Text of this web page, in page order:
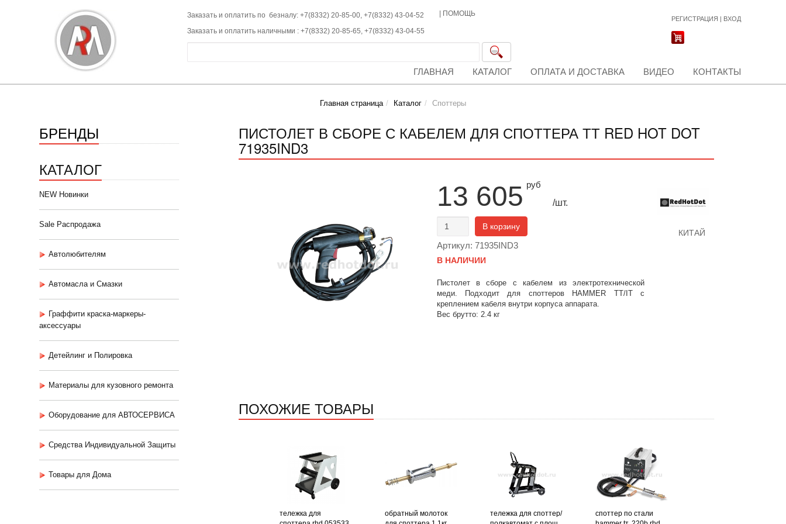
Заказать и оплатить по безналу: +7(8332) 20-85-00, +7(8332) 43-04-52
Заказать и оплатить наличными : +7(8332) 20-85-65, +7(8332) 43-04-55
ПОМОЩЬ
РЕГИСТРАЦИЯ | ВХОД
ГЛАВНАЯ КАТАЛОГ ОПЛАТА И ДОСТАВКА ВИДЕО КОНТАКТЫ
Главная страница Каталог Споттеры
БРЕНДЫ
КАТАЛОГ
NEW Новинки
Sale Распродажа
Автолюбителям
Автомасла и Смазки
Граффити краска-маркеры-
аксессуары
Детейлинг и Полировка
Материалы для кузовного ремонта
Оборудование для АВТОСЕРВИСА
Средства Индивидуальной Защиты
Товары для Дома
ПИСТОЛЕТ В СБОРЕ С КАБЕЛЕМ ДЛЯ СПОТТЕРА ТТ RED HOT DOT
71935IND3
13 605 руб
/шт.
В корзину
Артикул: 71935IND3
В НАЛИЧИИ
Пистолет в сборе с кабелем из электротехнической
меди. Подходит для споттеров HAMMER TT/IT с
креплением кабеля внутри корпуса аппарата.
Вес брутто: 2.4 кг
КИТАЙ
ПОХОЖИЕ ТОВАРЫ
тележка для
обратный молоток
тележка для споттер/
споттер по стали